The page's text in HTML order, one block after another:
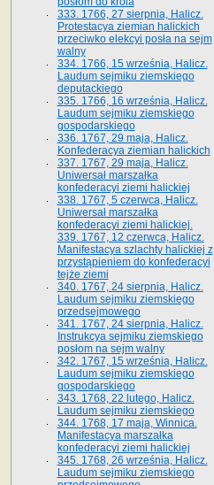
333. 1766, 27 sierpnia, Halicz.
Protestacya ziemian halickich
przeciwko elekcyi posła na sejm
walny
334. 1766, 15 września, Halicz.
Laudum sejmiku ziemskiego
deputackiego
335. 1766, 16 września, Halicz.
Laudum sejmiku ziemskiego
gospodarskiego
336. 1767, 29 maja, Halicz.
Konfederacya ziemian halickich
337. 1767, 29 maja, Halicz.
Uniwersał marszałka
konfederacyi ziemi halickiej
338. 1767, 5 czerwca, Halicz.
Uniwersał marszałka
konfederacyi ziemi halickiej.
339. 1767, 12 czerwca, Halicz.
Manifestacya szlachty halickiej z
przystąpieniem do konfederacyi
tejże ziemi
340. 1767, 24 sierpnia, Halicz.
Laudum sejmiku ziemskiego
przedsejmowego
341. 1767, 24 sierpnia, Halicz.
Instrukcya sejmiku ziemskiego
posłom na sejm walny
342. 1767, 15 września, Halicz.
Laudum sejmiku ziemskiego
gospodarskiego
343. 1768, 22 lutego, Halicz.
Laudum sejmiku ziemskiego
344. 1768, 17 maja, Winnica.
Manifestacya marszałka
konfederacyi ziemi halickiej
345. 1768, 26 września, Halicz.
Laudum sejmiku ziemskiego